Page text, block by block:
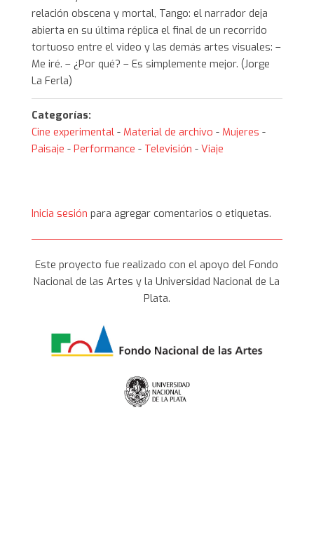
Categorías:
Cine experimental- Material de archivo - Mujeres -
Paisaje - Performance - Televisión - Viaje
Inicia sesión para agregar comentarios o etiquetas.
Este proyecto fue realizado con el apoyo del Fondo
Nacional de las Artes y la Universidad Nacional de La
Plata.